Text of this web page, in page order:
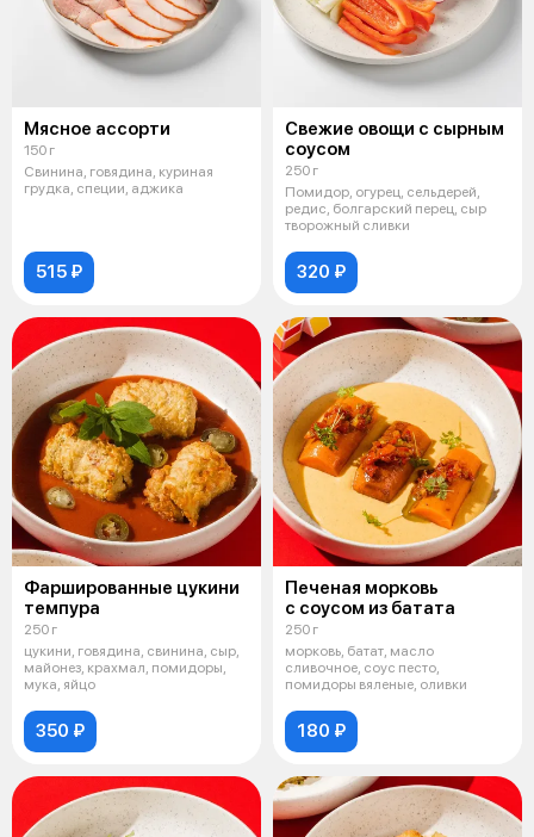
Мясное ассорти
150 г
Свинина, говядина, куриная
грудка, специи, аджика
515 ₽
Свежие овощи с сырным
соусом
250 г
Помидор, огурец, сельдерей,
редис, болгарский перец, сыр
творожный сливки
320 ₽
Фаршированные цукини
темпура
250 г
цукини, говядина, свинина, сыр,
майонез, крахмал, помидоры,
мука, яйцо
350 ₽
Печеная морковь
с соусом из батата
250 г
морковь, батат, масло
сливочное, соус песто,
помидоры вяленые, оливки
180 ₽